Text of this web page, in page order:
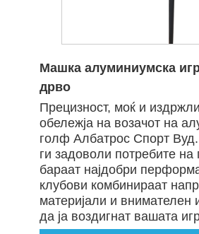
Машка алуминиумска
дрво
Прецизност, моќ и
обележја на возачот на
голф Албатрос Спорт
ги задоволи потребите на
бараат најдобри
клубови комбинираат
материјали и внимателен
да ја воздигнат вашата